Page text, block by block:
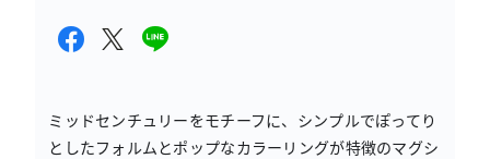
ミッドセンチュリーをモチーフに、シンプルでぽってり
としたフォルムとポップなカラーリングが特徴のマグシ